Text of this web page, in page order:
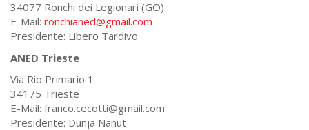
34077 Ronchi dei Legionari (GO)
E-Mail: ronchianed@gmail.com
Presidente: Libero Tardivo
ANED Trieste
Via Rio Primario 1
34175 Trieste
E-Mail: franco.cecotti@gmail.com
Presidente: Dunja Nanut